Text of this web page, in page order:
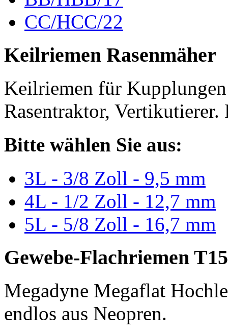
CC/HCC/22
Keilriemen Rasenmäher
Keilriemen für Kupplungen
Rasentraktor,
Bitte wählen Sie aus:
3L - 3/8 Zoll - 9,5 mm
4L - 1/2 Zoll - 12,7 mm
5L - 5/8 Zoll - 16,7 mm
Gewebe-Flachriemen
Megadyne Megaflat
endlos aus Neopren.